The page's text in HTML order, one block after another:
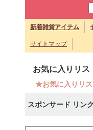
新着雑貨アイテム
サイトマップ
お気に入りリス
★お気に入りリ
スポンサード リンク